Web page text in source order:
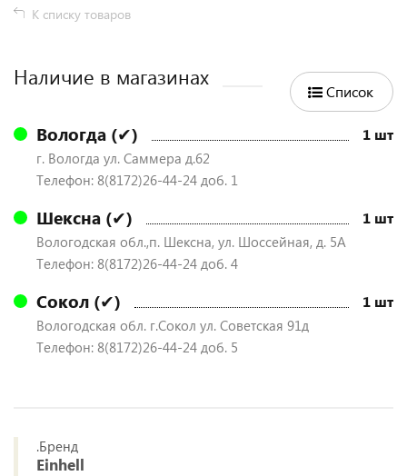
К списку товаров
Наличие в магазинах
Список
Вологда (✔) 1 шт
г. Вологда ул. Саммера д.62
Телефон: 8(8172)26-44-24 доб. 1
Шексна (✔) 1 шт
Вологодская обл.,п. Шексна, ул. Шоссейная, д. 5А
Телефон: 8(8172)26-44-24 доб. 4
Сокол (✔) 1 шт
Вологодская обл. г.Сокол ул. Советская 91д
Телефон: 8(8172)26-44-24 доб. 5
.Бренд
Einhell